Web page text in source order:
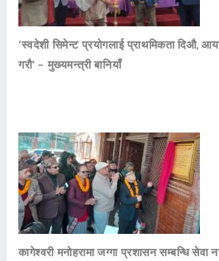
‘स्वदेशी सिमेन्ट प्रयोगलाई प्राथमिकता दिऔ,
गरौ’ – मुख्यमन्त्री बानियाँ
कागेश्वरी मनोहरामा जग्गा प्रशासन सम्बन्धि सेवा